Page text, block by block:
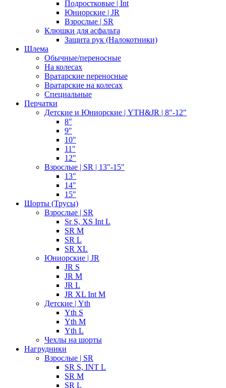
Подростковые | Int
Юниорские | JR
Взрослые | SR
Клюшки для асфальта
Защита рук (Налокотники)
Шлема
Обычные/переносные
На колесах
Вратарские переносные
Вратарские на колесах
Специальные
Перчатки
Детские и Юниорские | YTH&JR | 8"-12"
8"
9"
10"
11"
12"
Взрослые | SR | 13"-15"
13"
14"
15"
Шорты (Трусы)
Взрослые | SR
Sr S, XS Int L
SR M
SR L
SR XL
Юниорские | JR
JR S
JR M
JR L
JR XL Int M
Детские | Yth
Yth S
Yth M
Yth L
Чехлы на шорты
Нагрудники
Взрослые | SR
SR S, INT L
SR M
SR L